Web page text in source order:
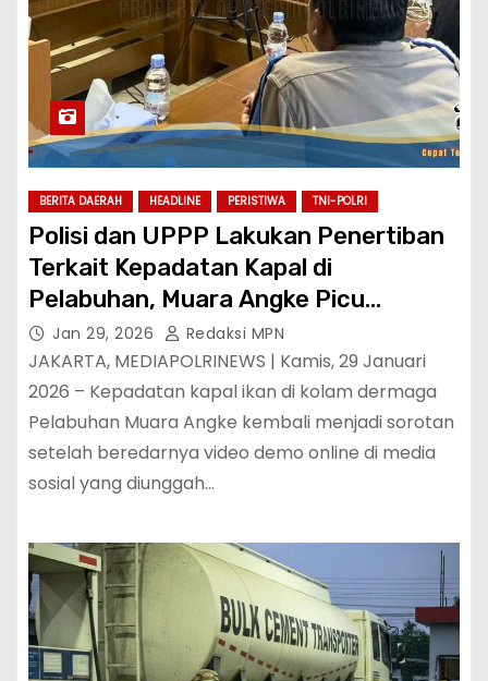
BERITA DAERAH HEADLINE PERISTIWA TNI-POLRI
Polisi dan UPPP Lakukan Penertiban
Terkait Kepadatan Kapal di
Pelabuhan, Muara Angke Picu
Keluhan Pengusaha
Jan 29, 2026 Redaksi MPN
JAKARTA, MEDIAPOLRINEWS | Kamis, 29 Januari
2026 – Kepadatan kapal ikan di kolam dermaga
Pelabuhan Muara Angke kembali menjadi sorotan
setelah beredarnya video demo online di media
sosial yang diunggah…